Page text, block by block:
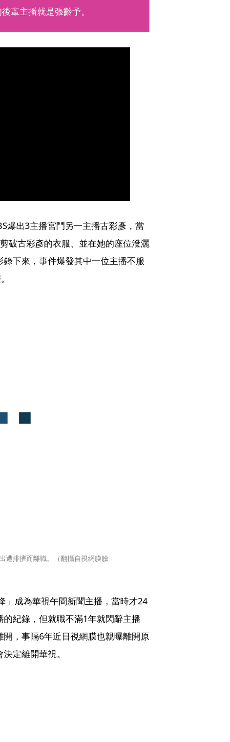
輩主播就是張齡予。
爆出3主播宮鬥另一主播古彩彥，當
破古彩彥的衣服、並在她的座位潑灑
下來，事件爆發其中一位主播不服
遭排擠而離職。（翻攝自視網膜臉
」成為華視午間新聞主播，當時才24
紀錄，但就職不滿1年就閃辭主播
，事隔6年近日視網膜也親曝離開原
定離開華視。